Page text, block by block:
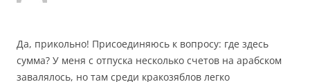
Да, прикольно! Присоединяюсь к вопросу: где здесь
сумма? У меня с отпуска несколько счетов на арабском
завалялось, но там среди кракозяблов легко